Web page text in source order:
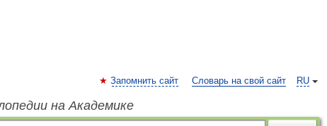
RU
Запомнить сайт Словарь на свой сайт
на Академике